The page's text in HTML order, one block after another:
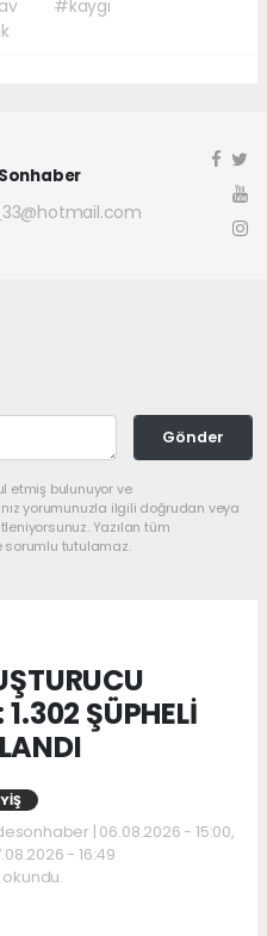
#kaygı
Gönder
etmiş bulunuyor ve
yorumunuzla ilgili doğrudan veya
Yazılan tüm
tutulamaz.
ŞÜPHELİ
| 06.08.2026 - 15:00,
- 16:49
okundu.